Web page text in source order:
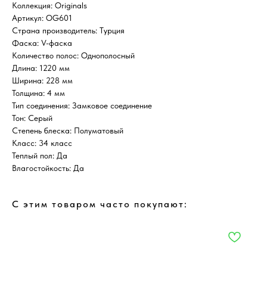
Коллекция: Originals
Артикул: OG601
Страна производитель: Турция
Фаска: V-фаска
Количество полос: Однополосный
Длина: 1220 мм
Ширина: 228 мм
Толщина: 4 мм
Тип соединения: Замковое соединение
Тон: Серый
Степень блеска: Полуматовый
Класс: 34 класс
Теплый пол: Да
Влагостойкость: Да
С этим товаром часто покупают: